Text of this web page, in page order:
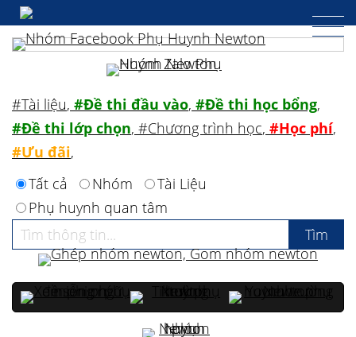
#Tài liệu, #Đề thi đầu vào, #Đề thi học bổng,
#Đề thi lớp chọn, #Chương trình học, #Học phí,
#Ưu đãi,
Tất cả
Nhóm
Tài Liệu
Phụ huynh quan tâm